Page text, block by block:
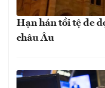
Hạn hán tồi tệ đe
châu Âu